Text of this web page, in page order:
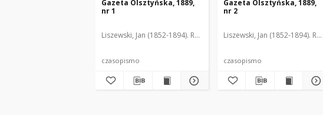
Gazeta Olsztyńska, 1889,
nr 1
Liszewski, Jan (1852-1894). Red.
czasopismo
Gazeta Olsztyńska, 1889,
nr 2
Liszewski, Jan (1852-1894). Red.
czasopismo